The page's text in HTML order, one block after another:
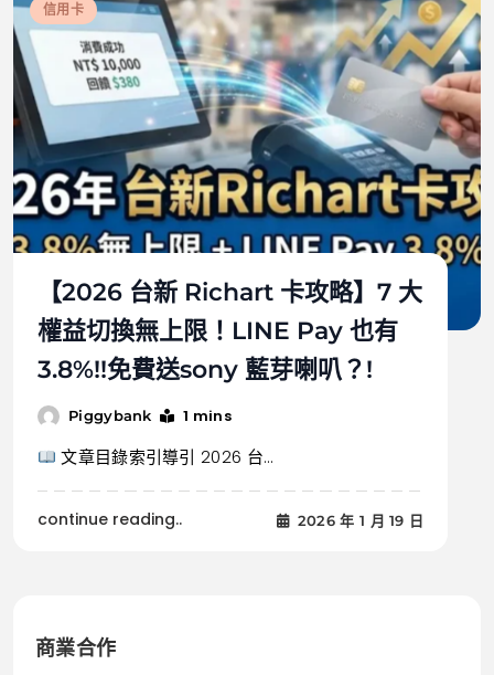
信用卡
【2026 台新 Richart 卡攻略】7 大
權益切換無上限！LINE Pay 也有
3.8%!!免費送sony 藍芽喇叭？!
Piggybank 1 mins
文章目錄索引導引 2026 台...
continue reading.. 2026 年 1 月 19 日
商業合作